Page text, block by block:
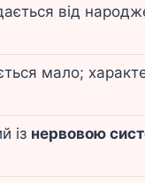
від
мало;
із нервовою